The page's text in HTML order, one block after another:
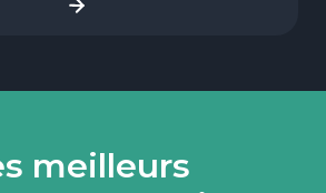
meilleurs